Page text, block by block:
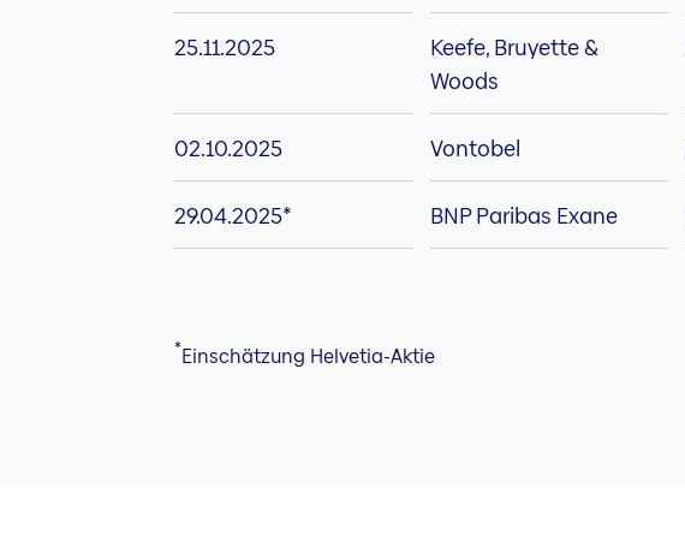
25.11.2025
Keefe, Bruyette &
Woods
02.10.2025 Vontobel
29.04.2025* BNP Paribas Exane
*Einschätzung Helvetia-Aktie